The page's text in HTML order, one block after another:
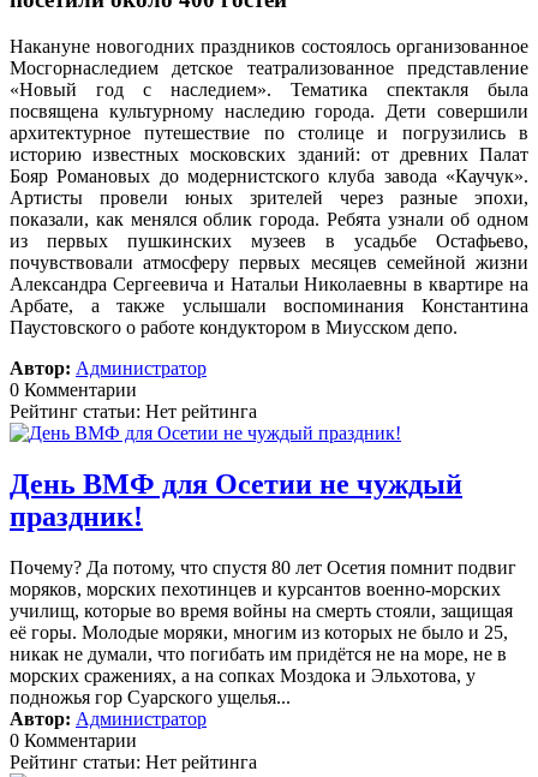
Накануне новогодних праздников состоялось организованное
Мосгорнаследием детское театрализованное представление
«Новый год с наследием».
Тематика спектакля была
посвящена культурному наследию города. Дети совершили
архитектурное путешествие по столице и погрузились в
историю известных московских зданий: от древних Палат
Бояр Романовых до модернистского клуба завода «Каучук».
Артисты провели юных зрителей через разные эпохи,
показали, как менялся облик города. Ребята узнали об одном
из первых пушкинских музеев в усадьбе Остафьево,
почувствовали атмосферу первых месяцев семейной жизни
Александра Сергеевича и Натальи Николаевны в квартире на
Арбате, а также услышали воспоминания Константина
Паустовского о работе кондуктором в Миусском депо.
Автор: Администратор
0 Комментарии
Рейтинг статьи: Нет рейтинга
День ВМФ для Осетии не чуждый
праздник!
Почему? Да потому, что спустя 80 лет Осетия помнит подвиг
моряков, морских пехотинцев и курсантов военно-морских
училищ, которые во время войны на смерть стояли, защищая
её горы. Молодые моряки, многим из которых не было и 25,
никак не думали, что погибать им придётся не на море, не в
морских сражениях, а на сопках Моздока и Эльхотова, у
подножья гор Суарского ущелья...
Автор: Администратор
0 Комментарии
Рейтинг статьи: Нет рейтинга